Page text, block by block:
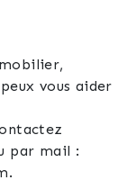
vous aider
par mail :